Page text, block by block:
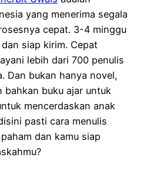
yang menerima segala
cepat. 3-4 minggu
siap kirim. Cepat
lebih dari 700 penulis
Dan bukan hanya novel,
bahkan buku ajar untuk
mencerdaskan anak
pasti cara menulis
dan kamu siap